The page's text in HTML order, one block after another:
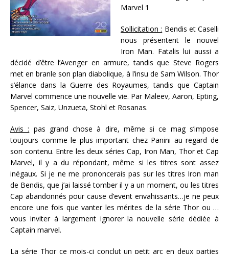
Marvel 1
Sollicitation : Bendis et Caselli
nous présentent le nouvel
Iron Man. Fatalis lui aussi a
décidé d’être l’Avenger en armure, tandis que Steve Rogers
met en branle son plan diabolique, à l’insu de Sam Wilson. Thor
s’élance dans la Guerre des Royaumes, tandis que Captain
Marvel commence une nouvelle vie. Par Maleev, Aaron, Epting,
Spencer, Saiz, Unzueta, Stohl et Rosanas.
Avis : pas grand chose à dire, même si ce mag s’impose
toujours comme le plus important chez Panini au regard de
son contenu. Entre les deux séries Cap, Iron Man, Thor et Cap
Marvel, il y a du répondant, même si les titres sont assez
inégaux. Si je ne me prononcerais pas sur les titres Iron man
de Bendis, que j’ai laissé tomber il y a un moment, ou les titres
Cap abandonnés pour cause d’event envahissants…je ne peux
encore une fois que vanter les mérites de la série Thor ou …
vous inviter à largement ignorer la nouvelle série dédiée à
Captain marvel.
La série Thor ce mois-ci conclut un petit arc en deux parties